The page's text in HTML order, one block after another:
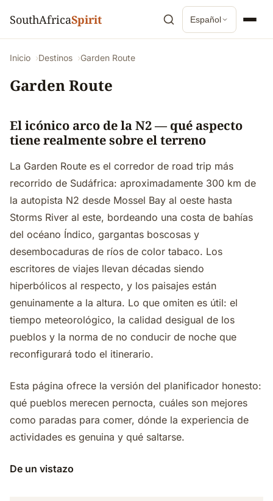
SouthAfricaSpirit Español
Inicio Destinos Garden Route
Garden Route
El icónico arco de la N2 — qué aspecto
tiene realmente sobre el terreno
La Garden Route es el corredor de road trip más
recorrido de Sudáfrica: aproximadamente 300 km de
la autopista N2 desde Mossel Bay al oeste hasta
Storms River al este, bordeando una costa de bahías
del océano Índico, gargantas boscosas y
desembocaduras de ríos de color tabaco. Los
escritores de viajes llevan décadas siendo
hiperbólicos al respecto, y los paisajes están
genuinamente a la altura. Lo que omiten es útil: el
tiempo meteorológico, la calidad desigual de los
pueblos y la norma de no conducir de noche que
reconfigurará todo el itinerario.
Esta página ofrece la versión del planificador honesto:
qué pueblos merecen pernocta, cuáles son mejores
como paradas para comer, dónde la experiencia de
actividades es genuina y qué saltarse.
De un vistazo